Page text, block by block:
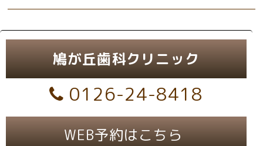
鳩が丘歯科クリニック
0126-24-8418
WEB予約はこちら